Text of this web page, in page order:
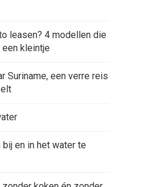
leasen? 4 modellen die
kleintje
Suriname, een verre reis
en in het water te